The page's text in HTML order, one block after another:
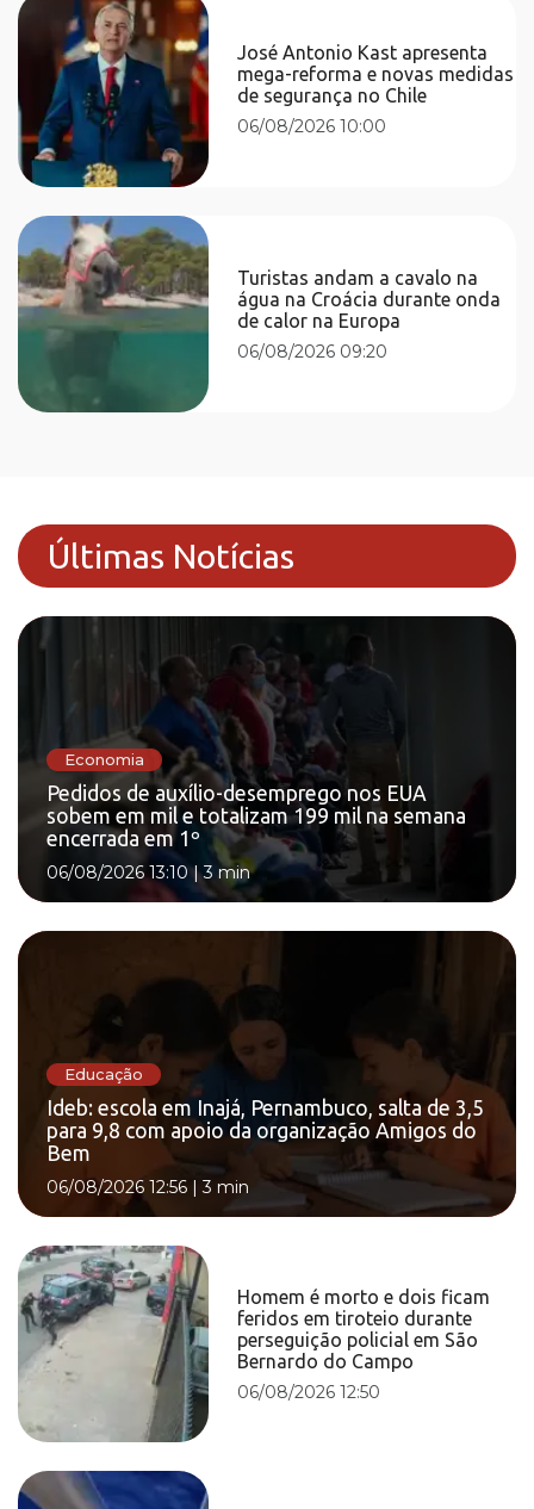
José Antonio Kast apresenta
mega-reforma e novas medidas
de segurança no Chile
06/08/2026 10:00
Turistas andam a cavalo na
água na Croácia durante onda
de calor na Europa
06/08/2026 09:20
Últimas Notícias
Economia
Pedidos de auxílio-desemprego nos EUA
sobem em mil e totalizam 199 mil na semana
encerrada em 1º
06/08/2026 13:10|3 min
Educação
Ideb: escola em Inajá, Pernambuco, salta de 3,5
para 9,8 com apoio da organização Amigos do
Bem
06/08/2026 12:56 |3 min
Homem é morto e dois ficam
feridos em tiroteio durante
perseguição policial em São
Bernardo do Campo
06/08/2026 12:50